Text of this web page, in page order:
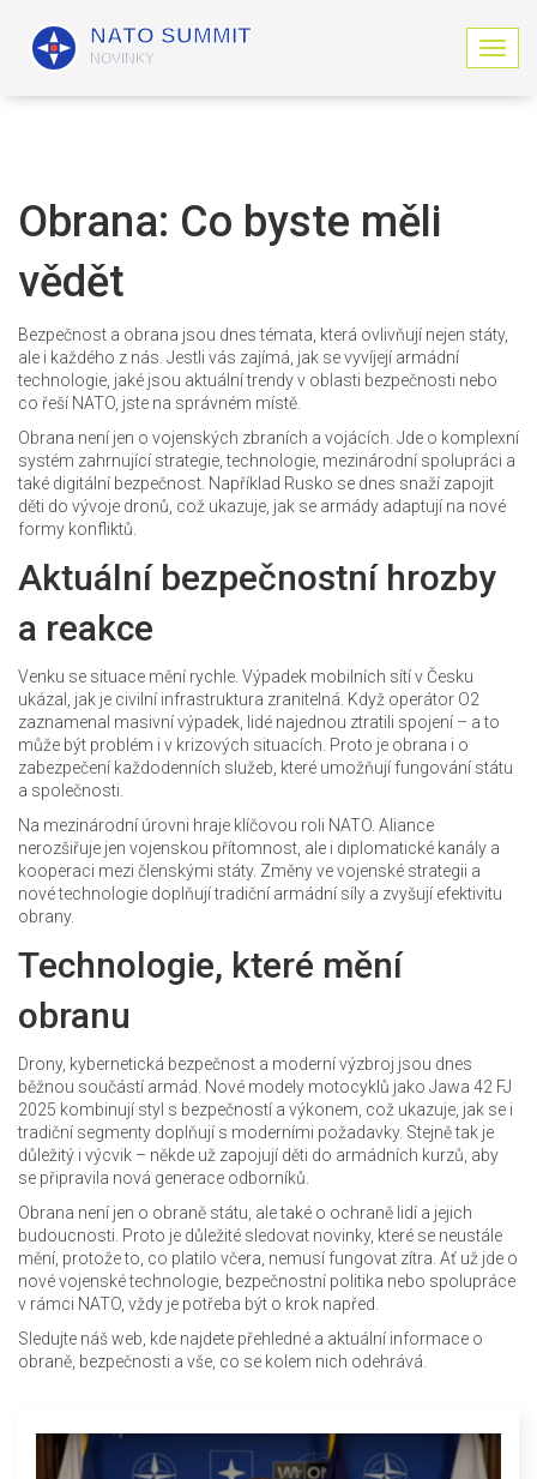
Z
o
g
c
Obrana: Co byste měli
vědět
Bezpečnost a obrana jsou dnes témata, která ovlivňují nejen státy,
ale i každého z nás. Jestli vás zajímá, jak se vyvíjejí armádní
technologie, jaké jsou aktuální trendy v oblasti bezpečnosti nebo
co řeší NATO, jste na správném místě.
Obrana není jen o vojenských zbraních a vojácích. Jde o komplexní
systém zahrnující strategie, technologie, mezinárodní spolupráci a
také digitální bezpečnost. Například Rusko se dnes snaží zapojit
děti do vývoje dronů, což ukazuje, jak se armády adaptují na nové
formy konfliktů.
Aktuální bezpečnostní hrozby
a reakce
Venku se situace mění rychle. Výpadek mobilních sítí v Česku
ukázal, jak je civilní infrastruktura zranitelná. Když operátor O2
zaznamenal masivní výpadek, lidé najednou ztratili spojení – a to
může být problém i v krizových situacích. Proto je obrana i o
zabezpečení každodenních služeb, které umožňují fungování státu
a společnosti.
Na mezinárodní úrovni hraje klíčovou roli NATO. Aliance
nerozšiřuje jen vojenskou přítomnost, ale i diplomatické kanály a
kooperaci mezi členskými státy. Změny ve vojenské strategii a
nové technologie doplňují tradiční armádní síly a zvyšují efektivitu
obrany.
Technologie, které mění
obranu
Drony, kybernetická bezpečnost a moderní výzbroj jsou dnes
běžnou součástí armád. Nové modely motocyklů jako Jawa 42 FJ
2025 kombinují styl s bezpečností a výkonem, což ukazuje, jak se i
tradiční segmenty doplňují s moderními požadavky. Stejně tak je
důležitý i výcvik – někde už zapojují děti do armádních kurzů, aby
se připravila nová generace odborníků.
Obrana není jen o obraně státu, ale také o ochraně lidí a jejich
budoucnosti. Proto je důležité sledovat novinky, které se neustále
mění, protože to, co platilo včera, nemusí fungovat zítra. Ať už jde o
nové vojenské technologie, bezpečnostní politika nebo spolupráce
v rámci NATO, vždy je potřeba být o krok napřed.
Sledujte náš web, kde najdete přehledné a aktuální informace o
obraně, bezpečnosti a vše, co se kolem nich odehrává.